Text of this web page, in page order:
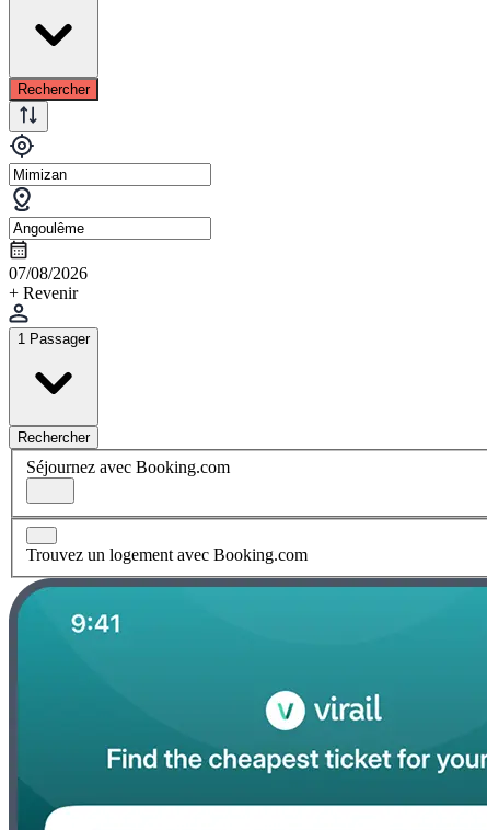
Rechercher
07/08/2026
+ Revenir
1 Passager
Rechercher
Séjournez avec Booking.com
Trouvez un logement avec Booking.com